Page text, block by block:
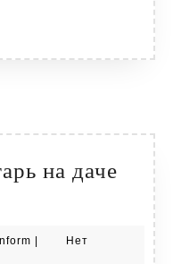
на даче
green_inform
|
Нет